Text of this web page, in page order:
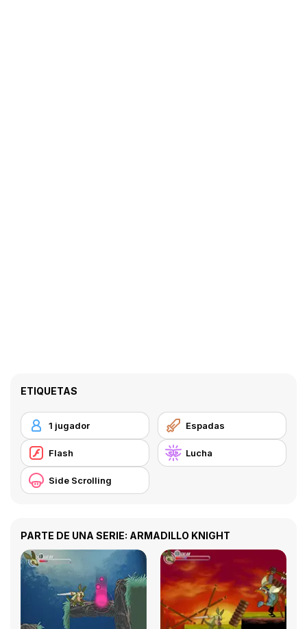
ETIQUETAS
1 jugador Espadas
Flash Lucha
Side Scrolling
PARTE DE UNA SERIE: ARMADILLO KNIGHT